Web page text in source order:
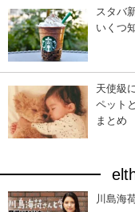
スタバ
いくつ
天使級
ペット
まとめ
川島海